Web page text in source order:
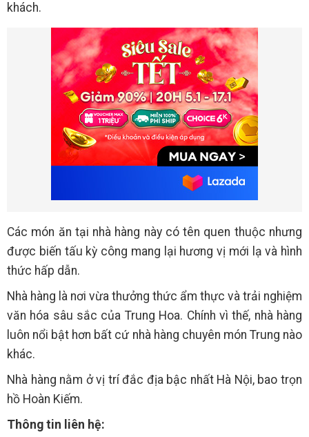
khách.
Các món ăn tại nhà hàng này có tên quen thuộc nhưng
được biến tấu kỳ công mang lại hương vị mới lạ và hình
thức hấp dẫn.
Nhà hàng là nơi vừa thưởng thức ẩm thực và trải nghiệm
văn hóa sâu sắc của Trung Hoa. Chính vì thế, nhà hàng
luôn nổi bật hơn bất cứ nhà hàng chuyên món Trung nào
khác.
Nhà hàng nằm ở vị trí đắc địa bậc nhất Hà Nội, bao trọn
hồ Hoàn Kiếm.
Thông tin liên hệ: